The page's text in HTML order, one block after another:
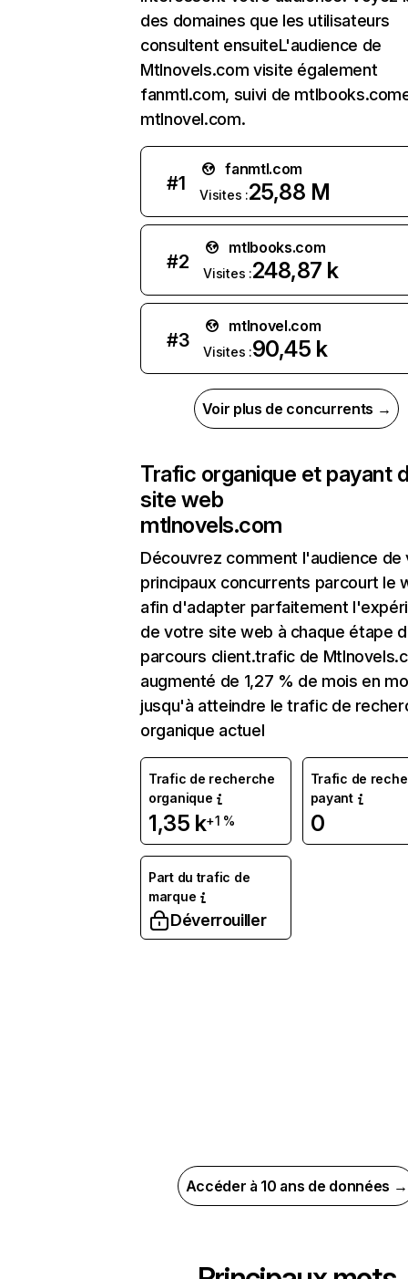
des domaines que les utilisateurs
consultent ensuiteL'audience de
Mtlnovels.com visite également
fanmtl.com, suivi de
mtlnovel.com.
#1
fanmtl.com
Visites :25,88 M
#2
mtlbooks.com
Visites :248,87 k
#3
mtlnovel.com
Visites :90,45 k
Voir plus de concurrents →
Trafic organique et payant
site web
mtlnovels.com
Découvrez comment l'audience de
principaux concurrents parcourt le
afin d'adapter parfaitement
de votre site web à chaque étape
parcours client.trafic de
augmenté de 1,27 % de mois en
jusqu'à atteindre le trafic de
organique actuel
Trafic de recherche
organique
1,35 k+1 %
Trafic de
payant
0
Part du trafic de
marque
Déverrouiller
Accéder à 10 ans de données →